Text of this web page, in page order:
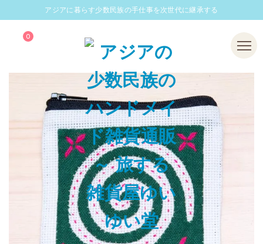
アジアに暮らす少数民族の手仕事を次世代に継承する
0 Menu